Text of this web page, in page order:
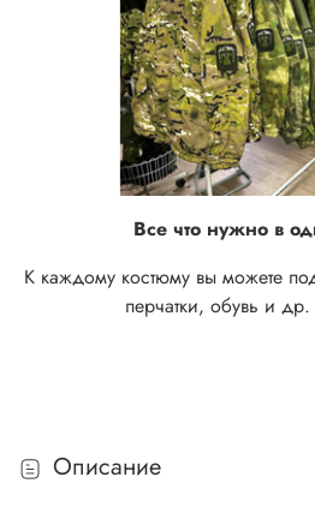
Все что нужно в
К каждому костюму вы можете
перчатки, обувь и
Описание